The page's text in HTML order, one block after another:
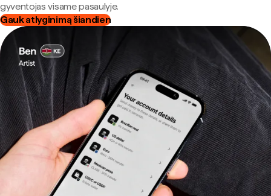
gyventojas visame pasaulyje.
Gauk atlyginimą šiandien